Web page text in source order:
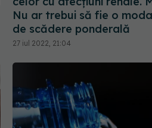
Nu ar trebui să fie o
de scădere ponderală
27 iul 2022, 21:04